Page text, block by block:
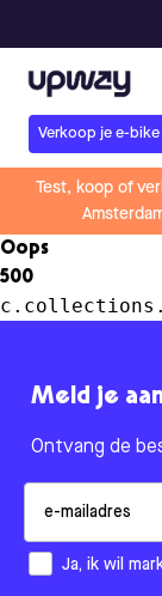
Upway
Verkoop je e-bike
Test, koop of
Oops
500
Meld je
Ontvang de
How would you
Ja, ik wil